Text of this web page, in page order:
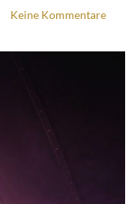
Keine Kommentare